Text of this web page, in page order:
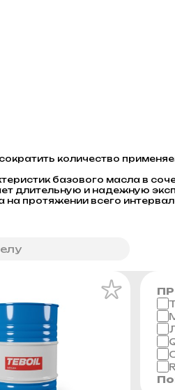
количество
базового масла в
длительную и надежную
протяжении всего